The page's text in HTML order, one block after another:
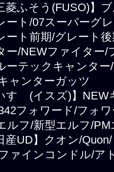
菱ふそう(FUSO)】
ート/07スーパーグ
ート前期/グレート
ー/NEWファイター/
ーテックキャンタ
ャンターガッツ
すゞ(イスズ)】
フォワード/フォ
ルフ/新型エルフ/
産UD】クオン/
ァインコンドル/ア